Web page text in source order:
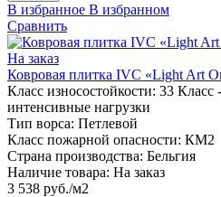
В избранное В избранном
Сравнить
На заказ
Ковровая плитка IVC «Light Art
Класс износостойкости: 33 Класс
интенсивные нагрузки
Тип ворса: Петлевой
Класс пожарной опасности: КМ2
Страна производства: Бельгия
Наличие товара: На заказ
3 538 руб./м2